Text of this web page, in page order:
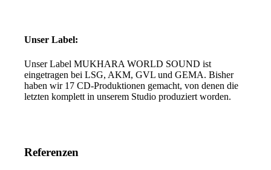
Unser Label:
Unser Label MUKHARA WORLD SOUND ist
eingetragen bei LSG, AKM, GVL und GEMA. Bisher
haben wir 17 CD-Produktionen gemacht, von denen die
letzten komplett in unserem Studio produziert worden.
Referenzen